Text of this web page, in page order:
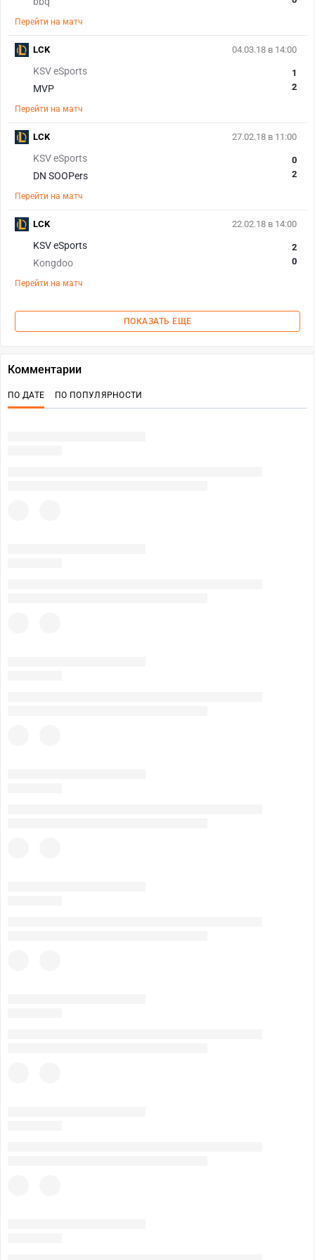
Перейти на матч
04.03.18 в 14:00
KSV eSports
MVP
1
2
Перейти на матч
LCK
27.02.18 в 11:00
KSV eSports
DN SOOPers
0
2
Перейти на матч
LCK
22.02.18 в 14:00
KSV eSports
Kongdoo
2
0
Перейти на матч
LCK
ПОКАЗАТЬ ЕЩЕ
Комментарии
ПО ДАТЕ ПО ПОПУЛЯРНОСТИ